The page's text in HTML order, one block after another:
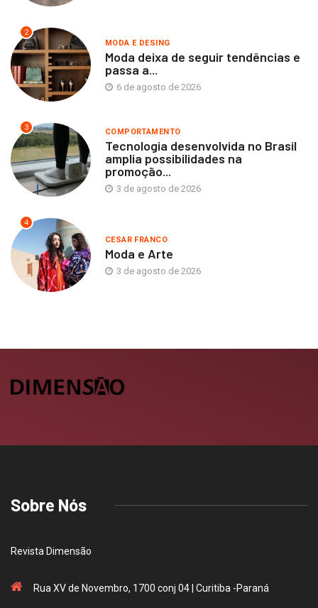
2
MODA E DESING
Moda deixa de seguir tendências e
passa a...
6 de agosto de 2026
3 COMPORTAMENTO
Tecnologia desenvolvida no Brasil
amplia possibilidades na
promoção...
3 de agosto de 2026
4
CESAR FRANCO
Moda e Arte
3 de agosto de 2026
Sobre Nós
Revista Dimensão
Rua XV de Novembro, 1700 conj 04 | Curitiba -Paraná